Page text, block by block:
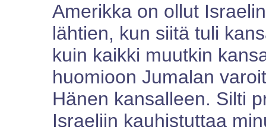
Amerikka on ollut
lähtien, kun siitä tuli
kuin kaikki muutkin
huomioon Jumalan
Hänen kansalleen. Silti
Israeliin kauhistuttaa